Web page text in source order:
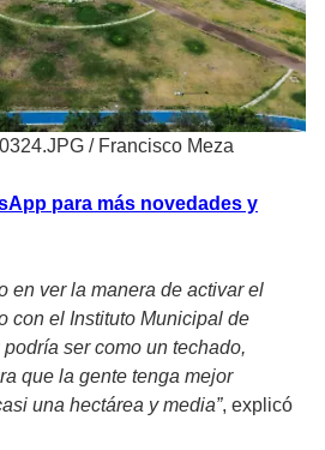
/ Francisco Meza
para más novedades y
en ver la manera de activar el
con el Instituto Municipal de
podría ser como un techado,
que la gente tenga mejor
una hectárea y media”, explicó